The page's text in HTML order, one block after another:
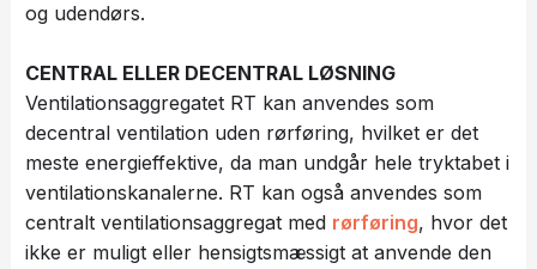
og udendørs.
CENTRAL ELLER DECENTRAL LØSNING
Ventilationsaggregatet RT kan anvendes som
decentral ventilation uden rørføring, hvilket er det
meste energieffektive, da man undgår hele tryktabet i
ventilationskanalerne. RT kan også anvendes som
centralt ventilationsaggregat med rørføring, hvor det
ikke er muligt eller hensigtsmæssigt at anvende den